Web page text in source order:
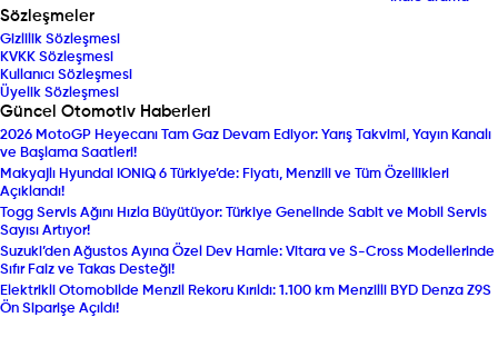
Sözleşmeler
Gizlilik Sözleşmesi
KVKK Sözleşmesi
Kullanıcı Sözleşmesi
Üyelik Sözleşmesi
Güncel Otomotiv Haberleri
2026 MotoGP Heyecanı Tam Gaz Devam Ediyor: Yarış Takvimi, Yayın Kanalı
ve Başlama Saatleri!
Makyajlı Hyundai IONIQ 6 Türkiye’de: Fiyatı, Menzili ve Tüm Özellikleri
Açıklandı!
Togg Servis Ağını Hızla Büyütüyor: Türkiye Genelinde Sabit ve Mobil Servis
Sayısı Artıyor!
Suzuki’den Ağustos Ayına Özel Dev Hamle: Vitara ve S-Cross Modellerinde
Sıfır Faiz ve Takas Desteği!
Elektrikli Otomobilde Menzil Rekoru Kırıldı: 1.100 km Menzilli BYD Denza Z9S
Ön Siparişe Açıldı!